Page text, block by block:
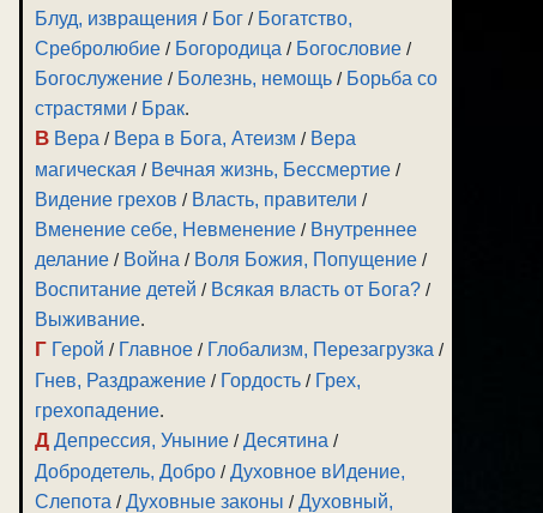
Блуд, извращения / Бог / Богатство,
Сребролюбие / Богородица / Богословие /
Богослужение / Болезнь, немощь / Борьба со
страстями / Брак.
В Вера / Вера в Бога, Атеизм / Вера
магическая / Вечная жизнь, Бессмертие /
Видение грехов / Власть, правители /
Вменение себе, Невменение / Внутреннее
делание / Война / Воля Божия, Попущение /
Воспитание детей / Всякая власть от Бога? /
Выживание.
Г Герой / Главное / Глобализм, Перезагрузка /
Гнев, Раздражение / Гордость / Грех,
грехопадение.
Д Депрессия, Уныние /Десятина /
Добродетель, Добро /Духовное вИдение,
Слепота /Духовные законы /Духовный,